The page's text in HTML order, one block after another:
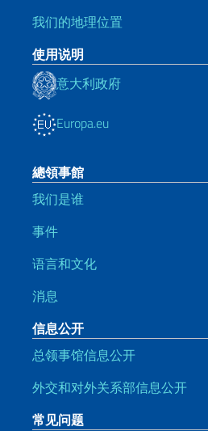
我们的地理位置
使用说明
意大利政府
Europa.eu
總領事館
我们是谁
事件
语言和文化
消息
信息公开
总领事馆信息公开
外交和对外关系部信息公开
常见问题